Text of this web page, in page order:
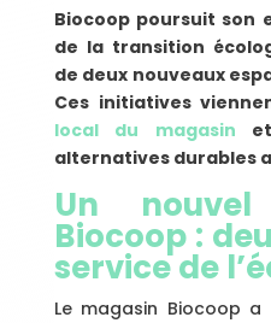
Biocoop poursuit son
de la transition
de deux nouveaux
Ces initiatives
local du magasin
alternatives durables
Un
Biocoop :
service de
Le magasin Biocoop